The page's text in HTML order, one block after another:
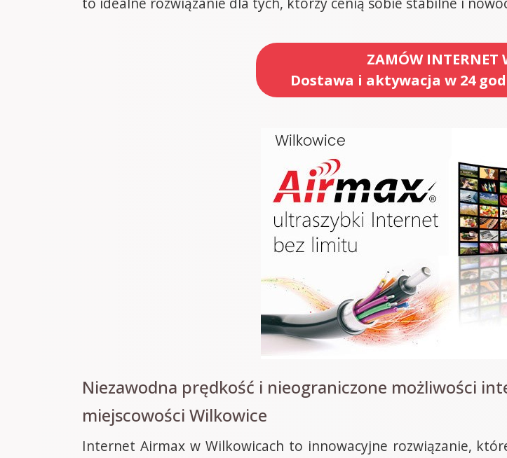
ZAMÓW
Dostawa i aktywacja w 24
Niezawodna prędkość i nieograniczone możliwości
miejscowości Wilkowice
Internet Airmax w Wilkowicach to innowacyjne rozwiązanie,